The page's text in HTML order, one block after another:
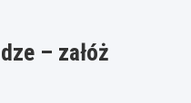
– załóż